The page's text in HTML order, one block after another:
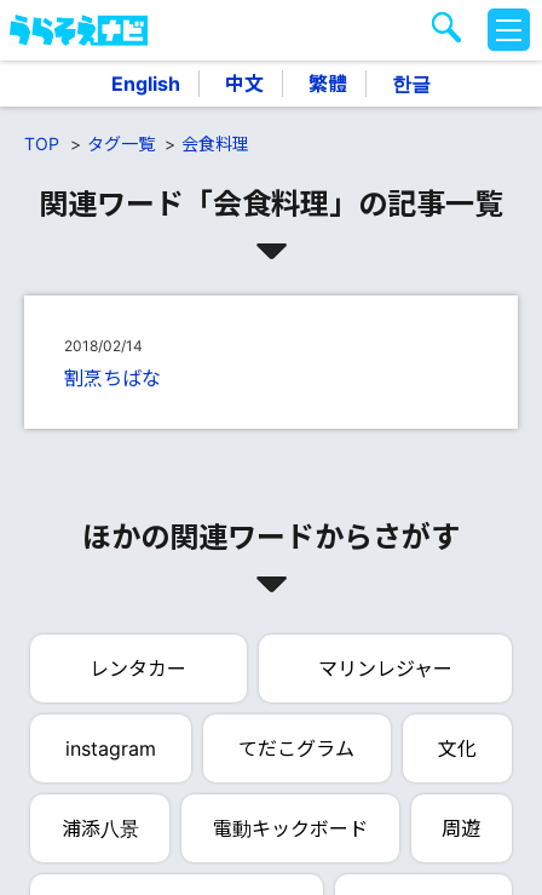
English 中文 繁體 한글
M
E
TOP タグ一覧 会食料理
関連ワード「会食料理」の記事一覧
2018/02/14
割烹ちばな
ほかの関連ワードからさがす
レンタカー マリンレジャー
instagram てだこグラム 文化
浦添八景 電動キックボード 周遊